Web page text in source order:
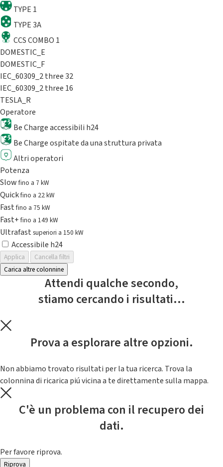
TYPE 1
TYPE 3A
CCS COMBO 1
DOMESTIC_E
DOMESTIC_F
IEC_60309_2 three 32
IEC_60309_2 three 16
TESLA_R
Operatore
Be Charge accessibili h24
Be Charge ospitate da una struttura privata
Altri operatori
Potenza
Slowfino a 7 kW
Quickfino a 22 kW
Fastfino a 75 kW
Fast+fino a 149 kW
Ultrafast superiori a 150 kW
Accessibile h24
Applica
Cancella filtri
Carica altre colonnine
Attendi qualche secondo,
stiamo cercando i risultati...
Prova a esplorare altre opzioni.
Non abbiamo trovato risultati per la tua ricerca. Trova la
colonnina di ricarica piú vicina a te direttamente sulla mappa.
C'è un problema con il recupero dei
dati.
Per favore riprova.
Riprova